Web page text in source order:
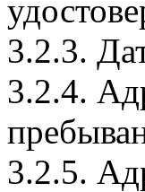
3.2.3.
3.2.4.
3.2.5.